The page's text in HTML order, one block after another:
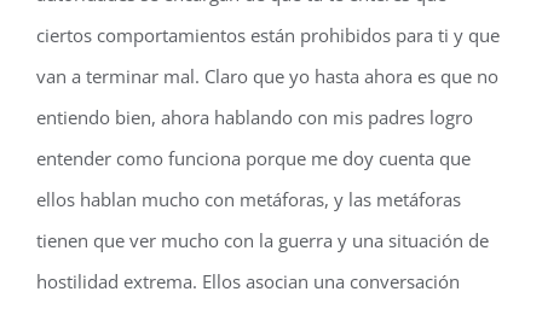
ciertos comportamientos están prohibidos para ti y que
van a terminar mal. Claro que yo hasta ahora es que no
entiendo bien, ahora hablando con mis padres logro
entender como funciona porque me doy cuenta que
ellos hablan mucho con metáforas, y las metáforas
tienen que ver mucho con la guerra y una situación de
hostilidad extrema. Ellos asocian una conversación